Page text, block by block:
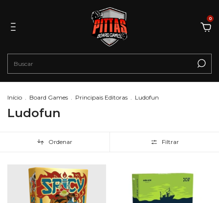
0
Início . Board Games . Principais Editoras . Ludofun
Ludofun
Ordenar Filtrar